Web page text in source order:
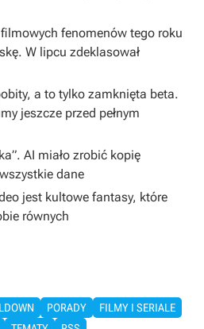
fenomenów tego roku
W lipcu zdeklasował
a to tylko zamknięta beta.
jeszcze przed pełnym
AI miało zrobić kopię
dane
jest kultowe fantasy, które
równych
PORADY
FILMY I SERIALE